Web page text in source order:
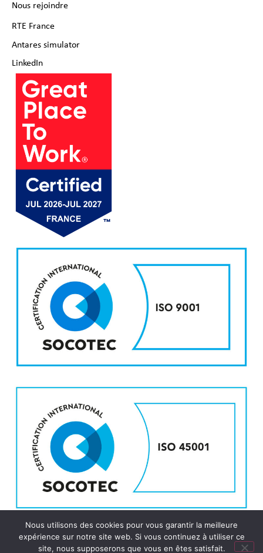
Nous rejoindre
RTE France
Antares simulator
LinkedIn
Copyright RTE international 2024 |Mentions légales|Données
Nous utilisons des cookies pour vous garantir la meilleure
expérience sur notre site web. Si vous continuez à utiliser ce
site, nous supposerons que vous en êtes satisfait.